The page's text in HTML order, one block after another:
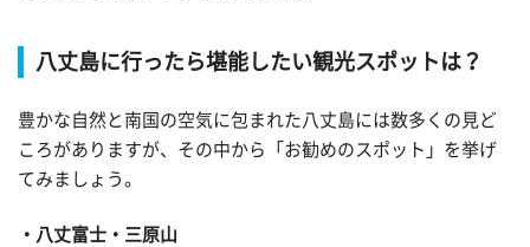
八丈島に行ったら堪能したい観光スポットは？
豊かな自然と南国の空気に包まれた八丈島には数多くの見ど
ころがありますが、その中から「お勧めのスポット」を挙げ
てみましょう。
八丈富士・三原山